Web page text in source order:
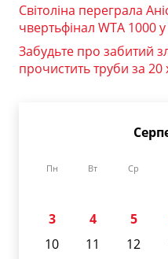
Світоліна переграла
чвертьфінал WTA 1000
Забудьте про забитий
прочистить труби за 20
Пн Вт Ср
3
4 5
10
11 12